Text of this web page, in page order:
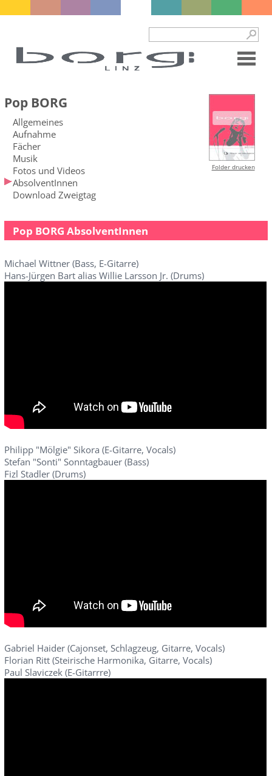
Pop BORG
Allgemeines
Aufnahme
Fächer
Musik
Fotos und Videos
AbsolventInnen
Download Zweigtag
Folder drucken
Pop BORG AbsolventInnen
Michael Wittner (Bass, E-Gitarre)
Hans-Jürgen Bart alias Willie Larsson Jr. (Drums)
Philipp "Mölgie" Sikora (E-Gitarre, Vocals)
Stefan "Sonti" Sonntagbauer (Bass)
Fizl Stadler (Drums)
Gabriel Haider (Cajonset, Schlagzeug, Gitarre, Vocals)
Florian Ritt (Steirische Harmonika, Gitarre, Vocals)
Paul Slaviczek (E-Gitarrre)